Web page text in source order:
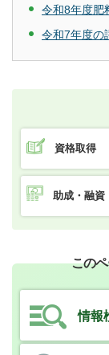
令和8年度肥
令和7年度の
資格取得
助成・融資
この
情報